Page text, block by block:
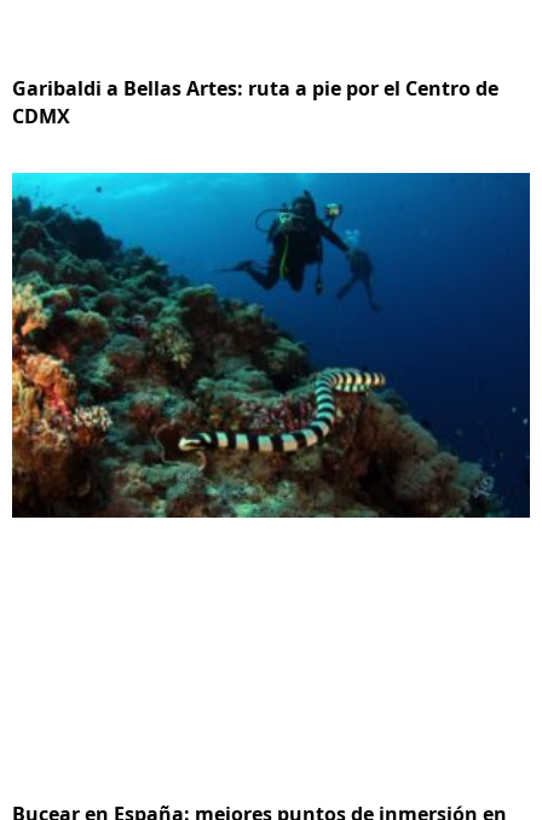
Garibaldi a Bellas Artes: ruta a pie por el Centro de
CDMX
Bucear en España: mejores puntos de inmersión en